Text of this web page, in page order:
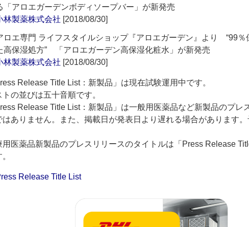
「アロエガーデンボディソープバー」が新発売
林製薬株式会社 [2018/08/30]
ロエ専門 ライフスタイルショップ『アロエガーデン』より “99％
高保湿処方” 「アロエガーデン高保湿化粧水」が新発売
林製薬株式会社 [2018/08/30]
Release Title List：新製品」は現在試験運用中です。
トの並びは五十音順です。
Release Title List：新製品」は一般用医薬品など新製品のプレ
はありません。また、掲載日が発表日より遅れる場合があります
用医薬品新製品のプレスリリースのタイトルは「Press Release
Release Title List